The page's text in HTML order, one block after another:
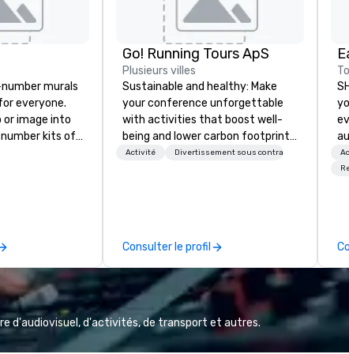
murals
everyone.
or image into
kits of
corporate
art
to
NFL, Formula
& Johnson,
Go! Running Tours ApS
Plusieurs villes
Sustainable and healthy: Make
your conference unforgettable
with activities that boost well-
being and lower carbon footprints.
Explore the world on the run with
Activité Divertissement sous contrat
Consulter le profil
today!
d'audiovisuel, d'activités, de transport et autres.